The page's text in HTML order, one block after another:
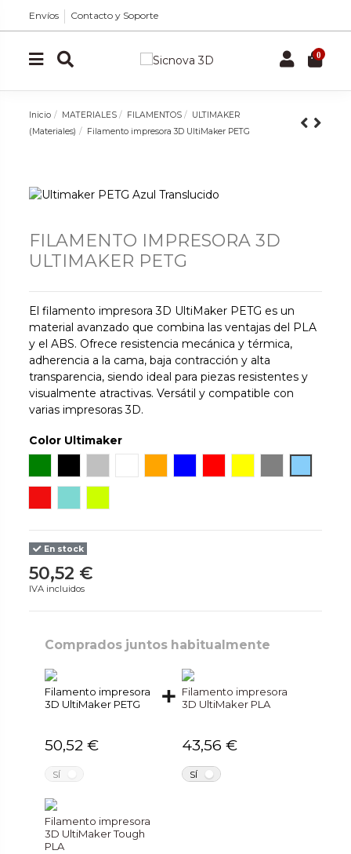
Envíos Contacto y Soporte
0
Inicio MATERIALES FILAMENTOS
ULTIMAKER
(Materiales)
Filamento impresora 3D UltiMaker PETG
FILAMENTO IMPRESORA 3D
ULTIMAKER PETG
El filamento impresora 3D UltiMaker PETG es un
material avanzado que combina las ventajas del PLA
y el ABS. Ofrece resistencia mecánica y térmica,
adherencia a la cama, baja contracción y alta
transparencia, siendo ideal para piezas resistentes y
visualmente atractivas. Versátil y compatible con
varias impresoras 3D.
Color Ultimaker
En stock
50,52 €
IVA incluidos
Comprados juntos habitualmente
Filamento impresora
3D UltiMaker PETG
50,52 €
SÍ
Filamento impresora
3D UltiMaker PLA
43,56 €
SÍ
Filamento impresora
3D UltiMaker Tough
PLA